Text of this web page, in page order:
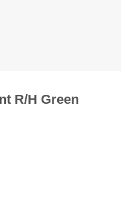
R/H Green
mängd